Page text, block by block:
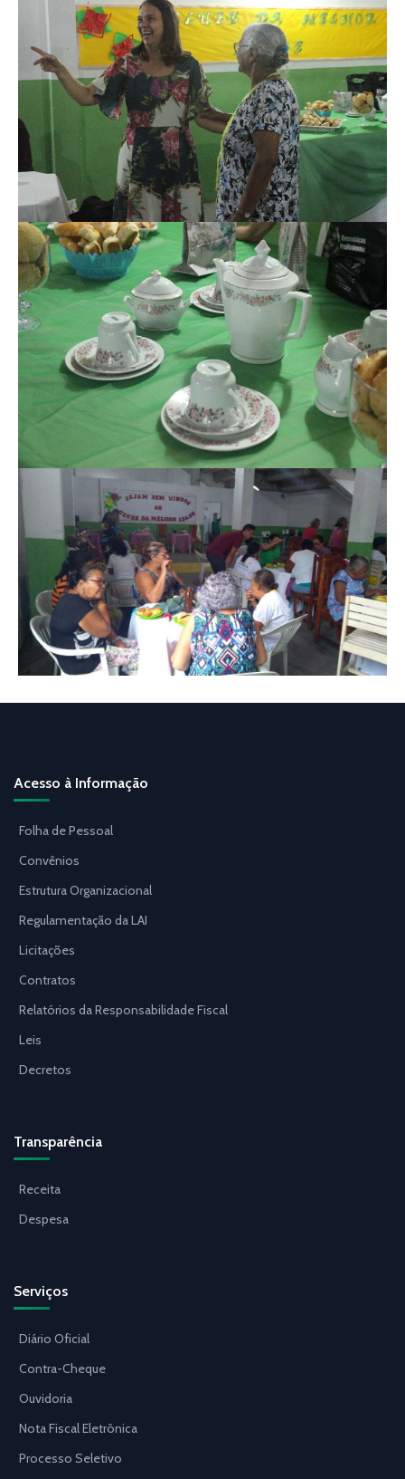
Acesso à Informação
Folha de Pessoal
Convênios
Estrutura Organizacional
Regulamentação da LAI
Licitações
Contratos
Relatórios da Responsabilidade Fiscal
Leis
Decretos
Transparência
Receita
Despesa
Serviços
Diário Oficial
Contra-Cheque
Ouvidoria
Nota Fiscal Eletrônica
Processo Seletivo